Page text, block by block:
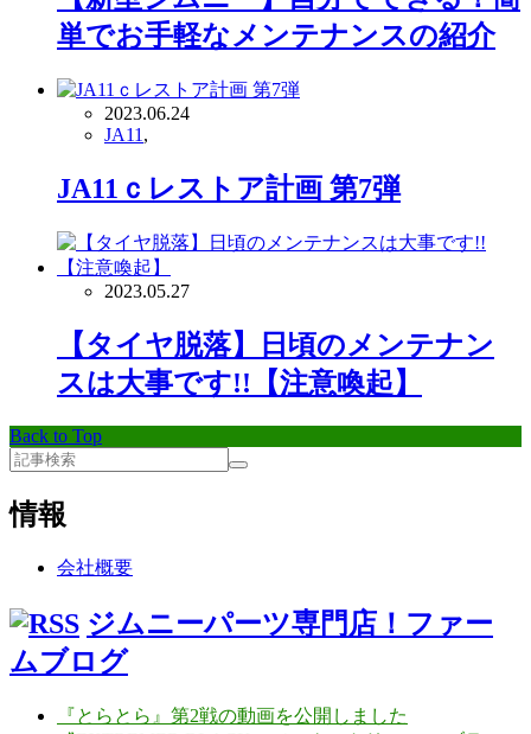
単でお手軽なメンテナンスの紹介
2023.06.24
JA11 ,
JA11ｃレストア計画 第7弾
2023.05.27
【タイヤ脱落】日頃のメンテナン
スは大事です!!【注意喚起】
Back to Top
情報
会社概要
ジムニーパーツ専門店！ファー
ムブログ
『とらとら』第2戦の動画を公開しました